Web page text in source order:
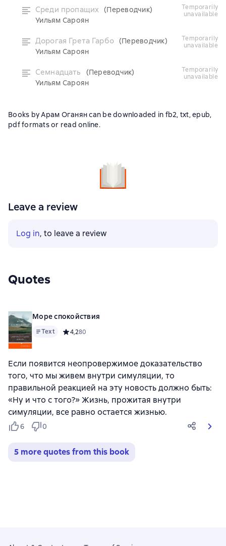
Среди пропащих
(Переводчик)
Уильям Сароян
temporarily
unavailable
Дорогая Грета Гарбо (Переводчик)
Уильям Сароян
temporarily
unavailable
Семнадцать
(Переводчик)
Уильям Сароян
temporarily
unavailable
Books by Арам Оганян can be downloaded in fb2, txt, epub,
pdf formats or read online.
Leave a review
Log in, to leave a review
Quotes
Море спокойствия
Text Средний рейтинг 4,2 на основе 80 оценок
4,280
Если появится неопровержимое доказательство
того, что мы живем внутри симуляции, то
правильной реакцией на эту новость должно быть:
«Ну и что с того?» Жизнь, прожитая внутри
симуляции, все равно остается жизнью.
6 0
5 more quotes from this book